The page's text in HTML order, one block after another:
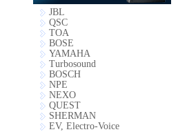
JBL
QSC
TOA
BOSE
YAMAHA
Turbosound
BOSCH
NPE
NEXO
QUEST
SHERMAN
EV, Electro-Voice